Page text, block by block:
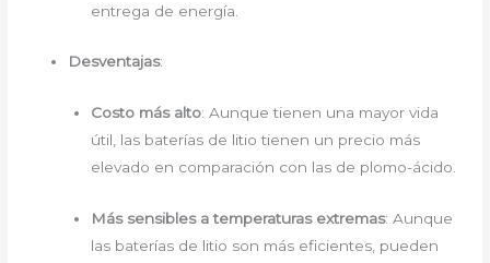
entrega de energía.
Desventajas:
Costo más alto: Aunque tienen una mayor vida
útil, las baterías de litio tienen un precio más
elevado en comparación con las de plomo-ácido.
Más sensibles a temperaturas extremas: Aunque
las baterías de litio son más eficientes, pueden